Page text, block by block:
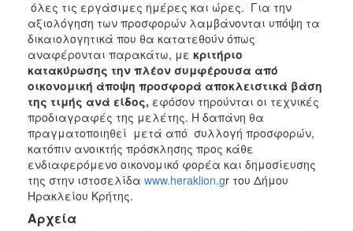
όλες τις εργάσιμες ημέρες και ώρες. Για την
αξιολόγηση των προσφορών λαμβάνονται υπόψη τα
δικαιολογητικά που θα κατατεθούν όπως
αναφέρονται παρακάτω, με κριτήριο
κατακύρωσης την πλέον συμφέρουσα από
οικονομική άποψη προσφορά αποκλειστικά βάση
της τιμής ανά είδος, εφόσον τηρούνται οι τεχνικές
προδιαγραφές της μελέτης. Η δαπάνη θα
πραγματοποιηθεί μετά από συλλογή προσφορών,
κατόπιν ανοικτής πρόσκλησης προς κάθε
ενδιαφερόμενο οικονομικό φορέα και δημοσίευσης
της στην ιστοσελίδα www.heraklion.gr του Δήμου
Ηρακλείου Κρήτης.
Αρχεία